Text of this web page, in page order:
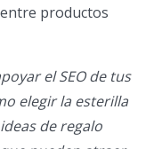
productos
el SEO de tus
elegir la esterilla
de regalo